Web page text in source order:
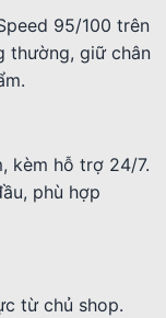
95/100 trên
thường, giữ chân
kèm hỗ trợ 24/7.
phù hợp
từ chủ shop.